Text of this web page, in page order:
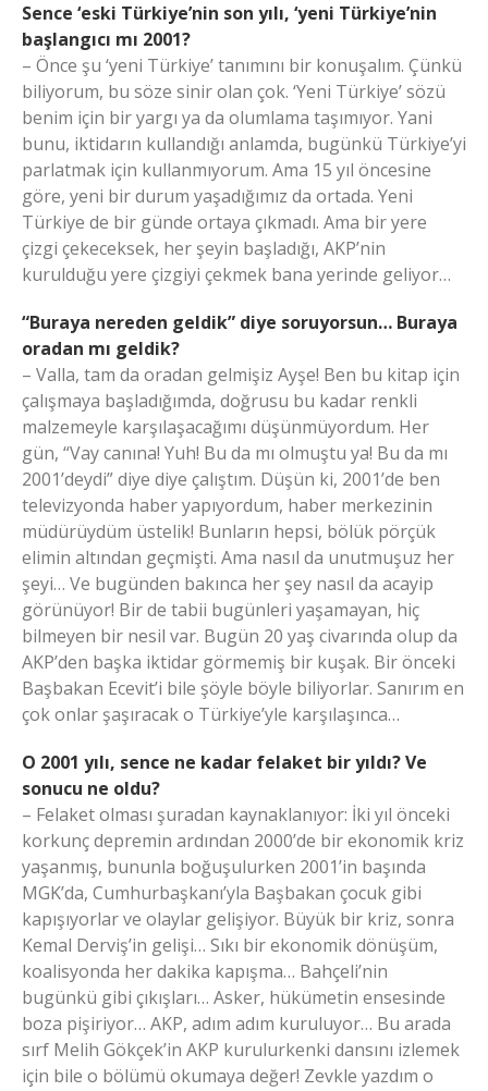
Sence ‘eski Türkiye’nin son yılı, ‘yeni Türkiye’nin
başlangıcı mı 2001?
– Önce şu ‘yeni Türkiye’ tanımını bir konuşalım. Çünkü
biliyorum, bu söze sinir olan çok. ‘Yeni Türkiye’ sözü
benim için bir yargı ya da olumlama taşımıyor. Yani
bunu, iktidarın kullandığı anlamda, bugünkü Türkiye’yi
parlatmak için kullanmıyorum. Ama 15 yıl öncesine
göre, yeni bir durum yaşadığımız da ortada. Yeni
Türkiye de bir günde ortaya çıkmadı. Ama bir yere
çizgi çekeceksek, her şeyin başladığı, AKP’nin
kurulduğu yere çizgiyi çekmek bana yerinde geliyor…
“Buraya nereden geldik” diye soruyorsun… Buraya
oradan mı geldik?
– Valla, tam da oradan gelmişiz Ayşe! Ben bu kitap için
çalışmaya başladığımda, doğrusu bu kadar renkli
malzemeyle karşılaşacağımı düşünmüyordum. Her
gün, “Vay canına! Yuh! Bu da mı olmuştu ya! Bu da mı
2001’deydi” diye diye çalıştım. Düşün ki, 2001’de ben
televizyonda haber yapıyordum, haber merkezinin
müdürüydüm üstelik! Bunların hepsi, bölük pörçük
elimin altından geçmişti. Ama nasıl da unutmuşuz her
şeyi… Ve bugünden bakınca her şey nasıl da acayip
görünüyor! Bir de tabii bugünleri yaşamayan, hiç
bilmeyen bir nesil var. Bugün 20 yaş civarında olup da
AKP’den başka iktidar görmemiş bir kuşak. Bir önceki
Başbakan Ecevit’i bile şöyle böyle biliyorlar. Sanırım en
çok onlar şaşıracak o Türkiye’yle karşılaşınca…
O 2001 yılı, sence ne kadar felaket bir yıldı? Ve
sonucu ne oldu?
– Felaket olması şuradan kaynaklanıyor: İki yıl önceki
korkunç depremin ardından 2000’de bir ekonomik kriz
yaşanmış, bununla boğuşulurken 2001’in başında
MGK’da, Cumhurbaşkanı’yla Başbakan çocuk gibi
kapışıyorlar ve olaylar gelişiyor. Büyük bir kriz, sonra
Kemal Derviş’in gelişi… Sıkı bir ekonomik dönüşüm,
koalisyonda her dakika kapışma… Bahçeli’nin
bugünkü gibi çıkışları… Asker, hükümetin ensesinde
boza pişiriyor… AKP, adım adım kuruluyor… Bu arada
sırf Melih Gökçek’in AKP kurulurkenki dansını izlemek
için bile o bölümü okumaya değer! Zevkle yazdım o